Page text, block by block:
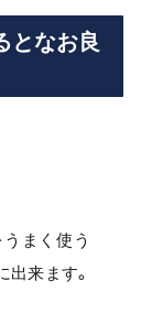
となお良
うまく使う
出来ます。